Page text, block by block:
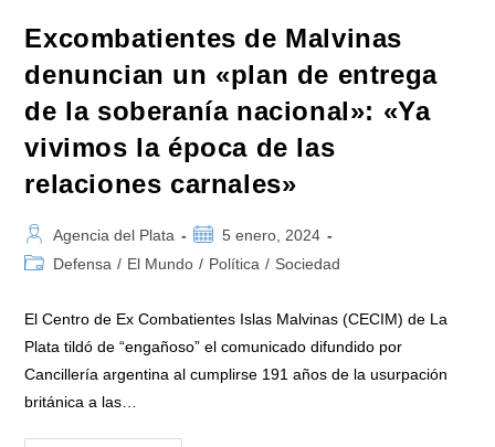
Excombatientes de Malvinas
denuncian un «plan de entrega
de la soberanía nacional»: «Ya
vivimos la época de las
relaciones carnales»
Autor
de
Agencia del Plata
Publicación
de
5 enero, 2024
Categoría
Defensa / El Mundo / Política / Sociedad
El Centro de Ex Combatientes Islas Malvinas (CECIM) de La
Plata tildó de “engañoso” el comunicado difundido por
Cancillería argentina al cumplirse 191 años de la usurpación
británica a las…